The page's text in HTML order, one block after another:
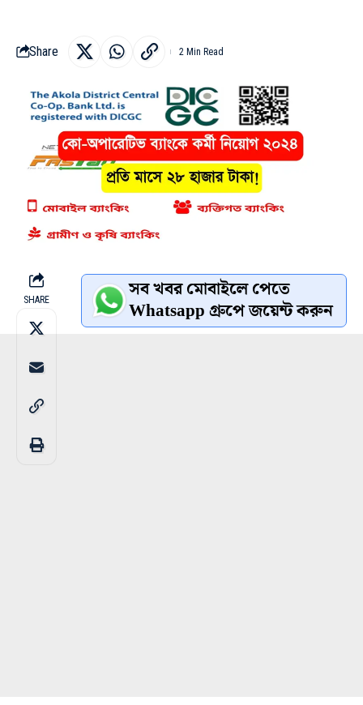
Share 2 Min Read
SHARE সব খবর মোবাইলে পেতে
Whatsapp গ্রুপে জয়েন্ট করুন